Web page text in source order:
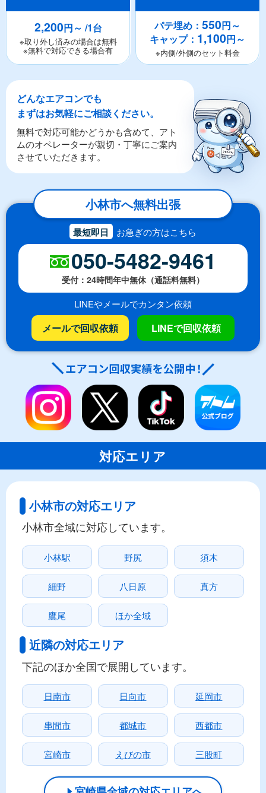
2,200円～ /1台
※取り外し済みの場合は無料
※無料で対応できる場合有
パテ埋め：550円～
キャップ： 1,100円～
※内側/外側のセット料金
どんなエアコンでも
まずはお気軽にご相談ください。
無料で対応可能かどうかも含めて、アト
ムのオペレーターが親切・丁寧にご案内
させていただきます。
小林市へ無料出張
最短即日 お急ぎの方はこちら
050-5482-9461
受付：24時間年中無休（通話料無料）
LINEやメールでカンタン依頼
メールで回収依頼 LINEで回収依頼
対応エリア
小林市の対応エリア
小林市全域に対応しています。
小林駅 野尻 須木
細野 八日原 真方
鷹尾 ほか全域
近隣の対応エリア
下記のほか全国で展開しています。
日南市 日向市 延岡市
串間市 都城市 西都市
宮崎市 えびの市 三股町